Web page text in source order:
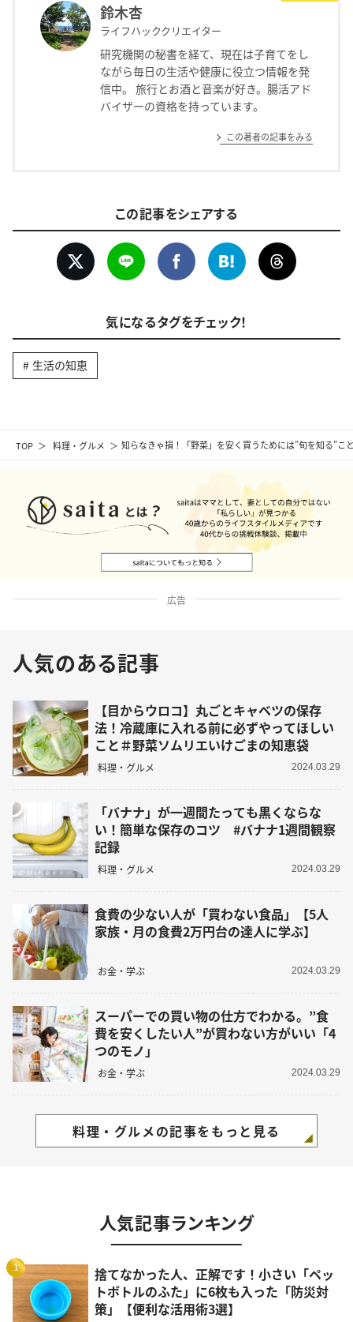
TOP 料理・グルメ 知らなきゃ損！「野菜」を安く買うためには”旬を知る”こ
鈴木杏
ライフハッククリエイター
研究機関の秘書を経て、現在は子育てをし
ながら毎日の生活や健康に役立つ情報を発
信中。 旅行とお酒と音楽が好き。腸活アド
バイザーの資格を持っています。
この著者の記事をみる
この記事をシェアする
気になるタグをチェック！
生活の知恵
広告
人気のある記事
【目からウロコ】丸ごとキャベツの保存
法！冷蔵庫に入れる前に必ずやってほしい
こと＃野菜ソムリエいけごまの知恵袋
料理・グルメ 2024.03.29
「バナナ」が一週間たっても黒くならな
い！簡単な保存のコツ #バナナ1週間観察
記録
料理・グルメ 2024.03.29
食費の少ない人が「買わない食品」【5人
家族・月の食費2万円台の達人に学ぶ】
お金・学ぶ 2024.03.29
スーパーでの買い物の仕方でわかる。”食
費を安くしたい人”が買わない方がいい「4
つのモノ」
お金・学ぶ 2024.03.29
料理・グルメの記事をもっと見る
人気記事ランキング
1
捨てなかった人、正解です！小さい「ペッ
トボトルのふた」に6枚も入った「防災対
策」【便利な活用術3選】